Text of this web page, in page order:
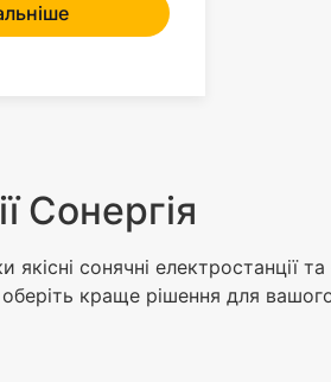
Сонергія
сонячні
краще рішення для